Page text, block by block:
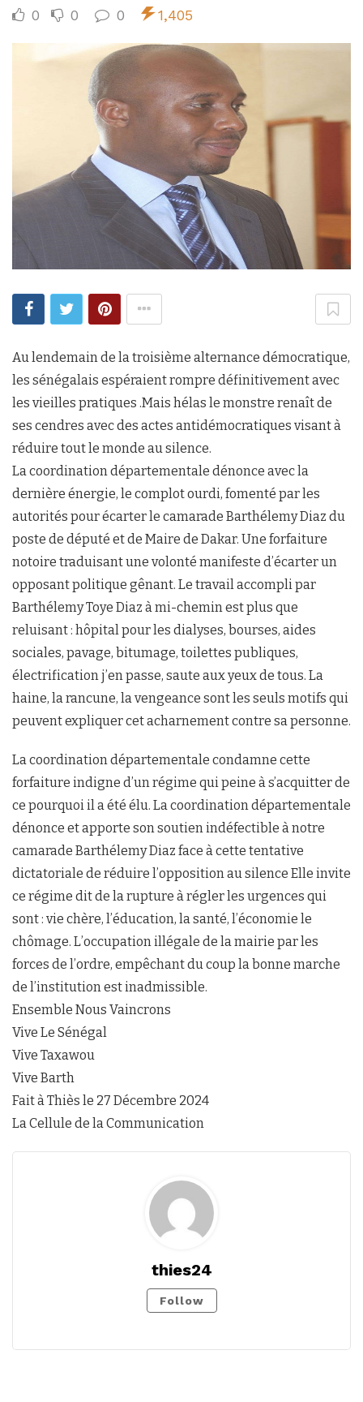
0 0 0 1,405
Au lendemain de la troisième alternance démocratique,
les sénégalais espéraient rompre définitivement avec
les vieilles pratiques .Mais hélas le monstre renaît de
ses cendres avec des actes antidémocratiques visant à
réduire tout le monde au silence.
La coordination départementale dénonce avec la
dernière énergie, le complot ourdi, fomenté par les
autorités pour écarter le camarade Barthélemy Diaz du
poste de député et de Maire de Dakar. Une forfaiture
notoire traduisant une volonté manifeste d’écarter un
opposant politique gênant. Le travail accompli par
Barthélemy Toye Diaz à mi-chemin est plus que
reluisant : hôpital pour les dialyses, bourses, aides
sociales, pavage, bitumage, toilettes publiques,
électrification j’en passe, saute aux yeux de tous. La
haine, la rancune, la vengeance sont les seuls motifs qui
peuvent expliquer cet acharnement contre sa personne.
La coordination départementale condamne cette
forfaiture indigne d’un régime qui peine à s’acquitter de
ce pourquoi il a été élu. La coordination départementale
dénonce et apporte son soutien indéfectible à notre
camarade Barthélemy Diaz face à cette tentative
dictatoriale de réduire l’opposition au silence Elle invite
ce régime dit de la rupture à régler les urgences qui
sont : vie chère, l’éducation, la santé, l’économie le
chômage. L’occupation illégale de la mairie par les
forces de l’ordre, empêchant du coup la bonne marche
de l’institution est inadmissible.
Ensemble Nous Vaincrons
Vive Le Sénégal
Vive Taxawou
Vive Barth
Fait à Thiès le 27 Décembre 2024
La Cellule de la Communication
thies24
Follow